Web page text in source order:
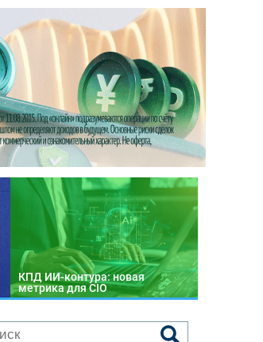
КПД ИИ-контура: новая
метрика для CIO